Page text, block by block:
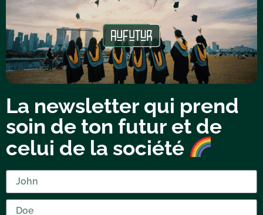
La newsletter qui prend
soin de ton futur et de
celui de la société